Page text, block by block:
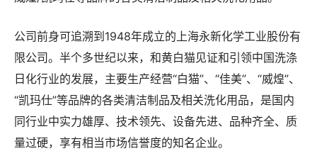
公司前身可追溯到1948年成立的上海永新化学工业股份有
限公司。半个多世纪以来，和黄白猫见证和引领中国洗涤
日化行业的发展，主要生产经营“白猫”、“佳美”、“威煌”、
“凯玛仕”等品牌的各类清洁制品及相关洗化用品，是国内
同行业中实力雄厚、技术领先、设备先进、品种齐全、质
量过硬，享有相当市场信誉度的知名企业。